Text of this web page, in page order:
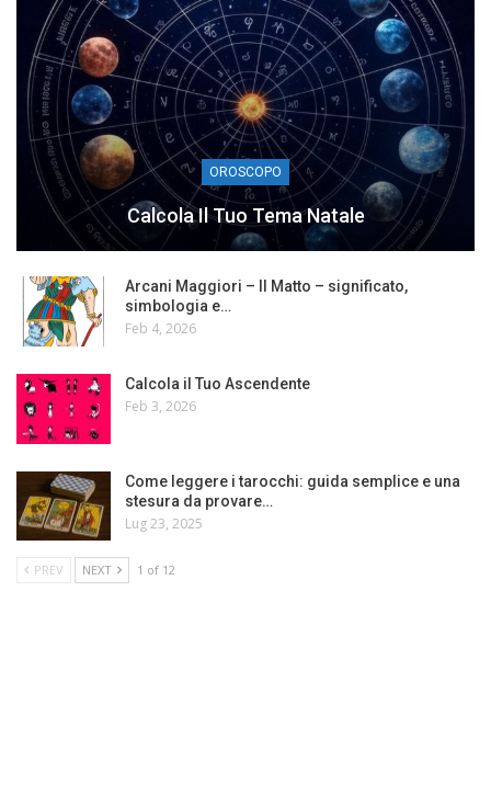
OROSCOPO
Calcola Il Tuo Tema Natale
Arcani Maggiori – Il Matto – significato,
simbologia e…
Feb 4, 2026
Calcola il Tuo Ascendente
Feb 3, 2026
Come leggere i tarocchi: guida semplice e una
stesura da provare…
Lug 23, 2025
PREV NEXT 1 of 12